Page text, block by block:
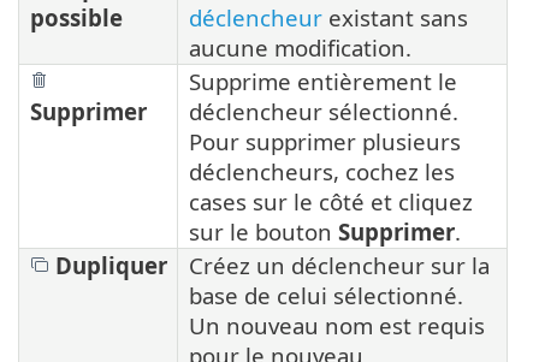
possible
déclencheur existant sans
aucune modification.
Supprimer
Supprime entièrement le
déclencheur sélectionné.
Pour supprimer plusieurs
déclencheurs, cochez les
cases sur le côté et cliquez
sur le bouton Supprimer.
Dupliquer
Créez un déclencheur sur la
base de celui sélectionné.
Un nouveau nom est requis
pour le nouveau